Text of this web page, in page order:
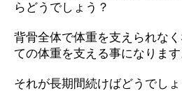
らどうでしょう？
背骨全体で体重を支えられな
ての体重を支える事になります
それが長期間続けばどうでしょ